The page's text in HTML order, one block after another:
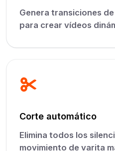
Genera transiciones
para crear vídeos
Corte automático
Elimina todos los
movimiento de varita